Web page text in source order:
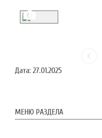
Дата: 27.01.2025
МЕНЮ РАЗДЕЛА